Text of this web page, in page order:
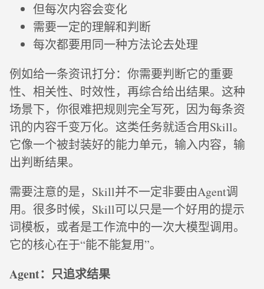
但每次内容会变化
需要一定的理解和判断
每次都要用同一种方法论去处理
例如给一条资讯打分：你需要判断它的重要
性、相关性、时效性，再综合给出结果。这种
场景下，你很难把规则完全写死，因为每条资
讯的内容千变万化。这类任务就适合用Skill。
它像一个被封装好的能力单元，输入内容，输
出判断结果。
需要注意的是，Skill并不一定非要由Agent调
用。很多时候，Skill可以只是一个好用的提示
词模板，或者是工作流中的一次大模型调用。
它的核心在于“能不能复用”。
Agent：只追求结果